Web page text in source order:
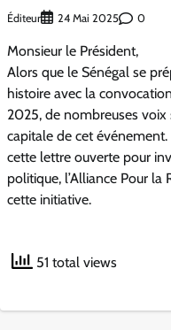
Éditeur 24 Mai 2025 0
Monsieur le Président,
Alors que le Sénégal se
histoire avec la
2025, de nombreuses voix
capitale de cet
cette lettre ouverte pour
politique, l’Alliance Pour la
cette initiative.
51 total views